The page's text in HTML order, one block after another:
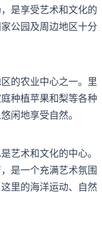
是享受艺术和文化的
公园及周边地区十分
的农业中心之一。里
种植苹果和梨等各种
闲地享受自然。
艺术和文化的中心。
是一个充满艺术氛围
里的海洋运动、自然